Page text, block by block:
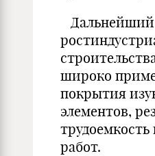
Дальнейший
широко
покрытия
элементов,
работ.